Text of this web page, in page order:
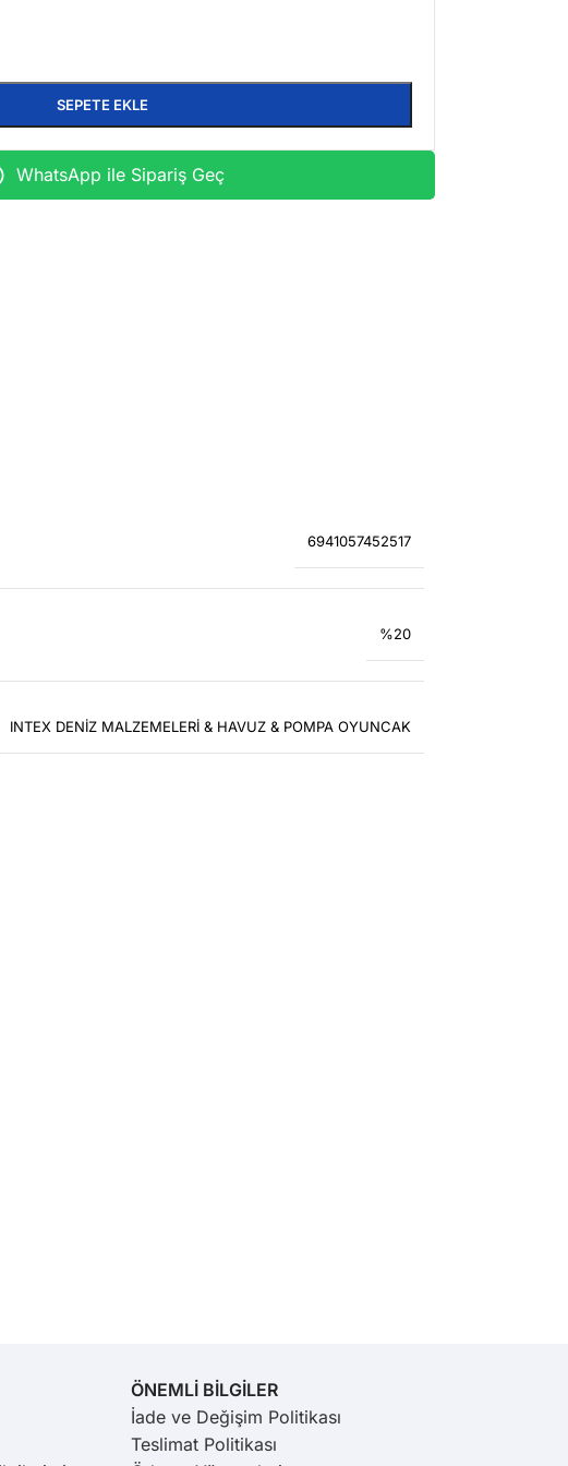
SEPETE EKLE
WhatsApp ile Sipariş Geç
6941057452517
%20
INTEX DENİZ MALZEMELERİ & HAVUZ & POMPA OYUNCAK
ÖNEMLİ BİLGİLER
İade ve Değişim Politikası
Teslimat Politikası